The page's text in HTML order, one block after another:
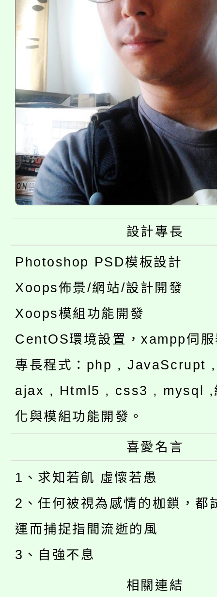
設計專長
Photoshop PSD模板設計
Xoops佈景/網站/設計開發
Xoops模組功能開發
CentOS環境設置，xampp伺
專長程式：php , JavaScrupt
ajax , Html5 , css3 , mysql ,
化與模組功能開發。
喜愛名言
1、求知若飢 虛懷若愚
2、任何被視為感情的枷鎖，都
運而捕捉指間流逝的風
3、自強不息
相關連結